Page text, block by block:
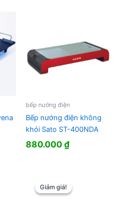
bếp nướng điện
Bếp nướng điện không
khói Sato ST-400NDA
880.000₫
Giảm giá!
Giảm giá!